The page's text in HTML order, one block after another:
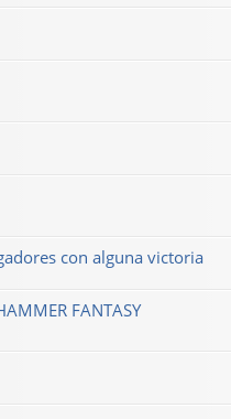
con alguna victoria
FANTASY